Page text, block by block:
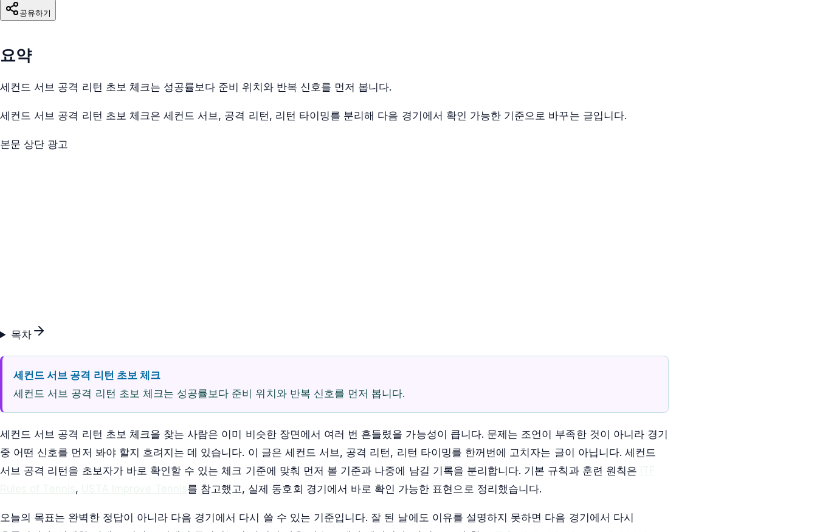
공유하기
요약
세컨드 서브 공격 리턴 초보 체크는 성공률보다 준비 위치와 반복 신호를 먼저 봅니다.
세컨드 서브 공격 리턴 초보 체크은 세컨드 서브, 공격 리턴, 리턴 타이밍를 분리해 다음 경기에서 확인 가능한 기준으로 바꾸는 글입니다.
본문 상단 광고
목차
세컨드 서브 공격 리턴 초보 체크
세컨드 서브 공격 리턴 초보 체크는 성공률보다 준비 위치와 반복 신호를 먼저 봅니다.
세컨드 서브 공격 리턴 초보 체크을 찾는 사람은 이미 비슷한 장면에서 여러 번 흔들렸을 가능성이 큽니다. 문제는 조언이 부족한 것이 아니라 경기
중 어떤 신호를 먼저 봐야 할지 흐려지는 데 있습니다. 이 글은 세컨드 서브, 공격 리턴, 리턴 타이밍를 한꺼번에 고치자는 글이 아닙니다. 세컨드
서브 공격 리턴을 초보자가 바로 확인할 수 있는 체크 기준에 맞춰 먼저 볼 기준과 나중에 남길 기록을 분리합니다. 기본 규칙과 훈련 원칙은
, 를 참고했고, 실제 동호회 경기에서 바로 확인 가능한 표현으로 정리했습니다.
오늘의 목표는 완벽한 정답이 아니라 다음 경기에서 다시 쓸 수 있는 기준입니다. 잘 된 날에도 이유를 설명하지 못하면 다음 경기에서 다시